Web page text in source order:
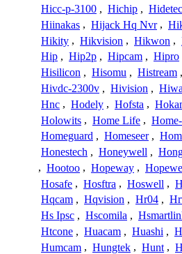
Hicc-p-3100 , Hichip ,
Hiinakas , Hijack Hq Nvr ,
Hikity , Hikvision , Hikwon ,
Hip , Hip2p , Hipcam , Hipro
Hisilicon , Hisomu , Histream ,
Hivdc-2300v , Hivision ,
Hnc , Hodely , Hofsta ,
Holowits , Home Life ,
Homeguard , Homeseer ,
Honestech , Honeywell ,
, Hootoo , Hopeway ,
Hosafe , Hosftra , Hoswell ,
Hqcam , Hqvision , Hr04 ,
Hs Ipsc , Hscomila ,
Htcone , Huacam , Huashi ,
Humcam , Hungtek , Hunt ,